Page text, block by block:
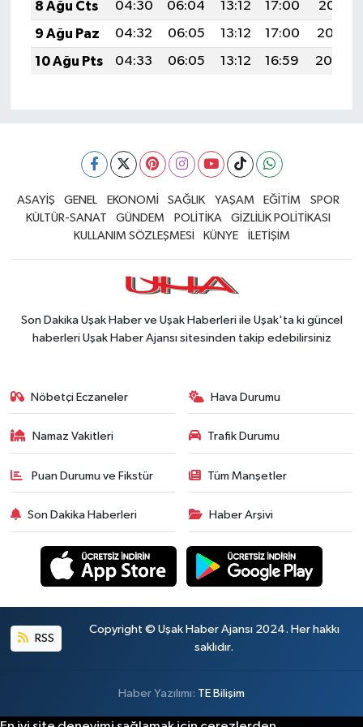
8 Ağu Cts
04:30 06:04 13:12 17:00
20:11
9 Ağu Paz
04:32 06:05 13:12 17:00
20:10
10 Ağu Pts
04:33 06:05 13:12 16:59 20:09
ASAYİŞ GENEL EKONOMİ SAĞLIK YAŞAM EĞİTİM
SPOR
KÜLTÜR-SANAT
GÜNDEM POLİTİKA
GİZLİLİK POLİTİKASI
KULLANIM SÖZLEŞMESİ
KÜNYE İLETİŞİM
Son Dakika Uşak Haber ve Uşak Haberleri ile Uşak'ta ki güncel
haberleri Uşak Haber Ajansı sitesinden takip edebilirsiniz
Nöbetçi Eczaneler Hava Durumu
Namaz Vakitleri Trafik Durumu
Puan Durumu ve Fikstür Tüm Manşetler
Son Dakika Haberleri Haber Arşivi
RSS
Copyright © Uşak Haber Ajansı 2024. Her hakkı
saklıdır.
Haber Yazılımı: TE Bilişim